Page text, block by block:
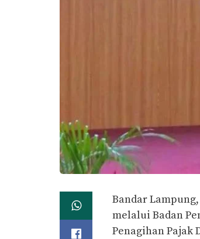
Bandar Lampung,
melalui Badan
Penagihan Pajak